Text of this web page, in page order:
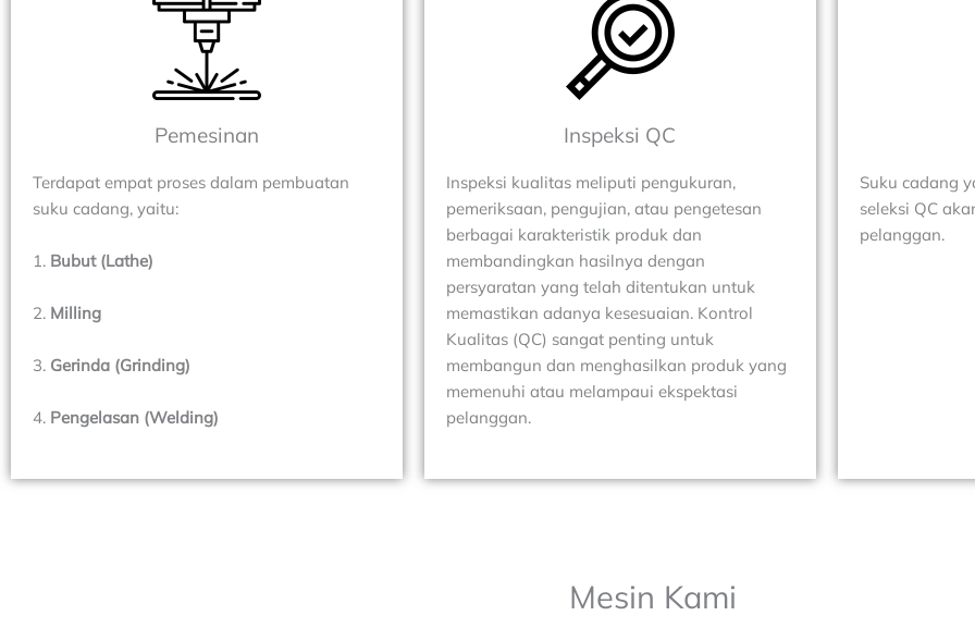
Pemesinan
Terdapat empat proses dalam pembuatan
suku cadang, yaitu:
1. Bubut (Lathe)
2. Milling
3. Gerinda (Grinding)
4. Pengelasan (Welding)
Inspeksi QC
Inspeksi kualitas meliputi pengukuran,
pemeriksaan, pengujian, atau pengetesan
berbagai karakteristik produk dan
membandingkan hasilnya dengan
persyaratan yang telah ditentukan untuk
memastikan adanya kesesuaian. Kontrol
Kualitas (QC) sangat penting untuk
membangun dan menghasilkan produk yang
memenuhi atau melampaui ekspektasi
pelanggan.
Suku cadang
seleksi QC
pelanggan.
Mesin Kami